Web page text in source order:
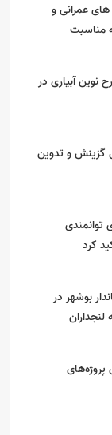
های عمرانی و
مناسبت
نوین آبیاری در
گزینش و‌ تدوین
توانمندی
کرد
بوشهر در
پروژه‌های